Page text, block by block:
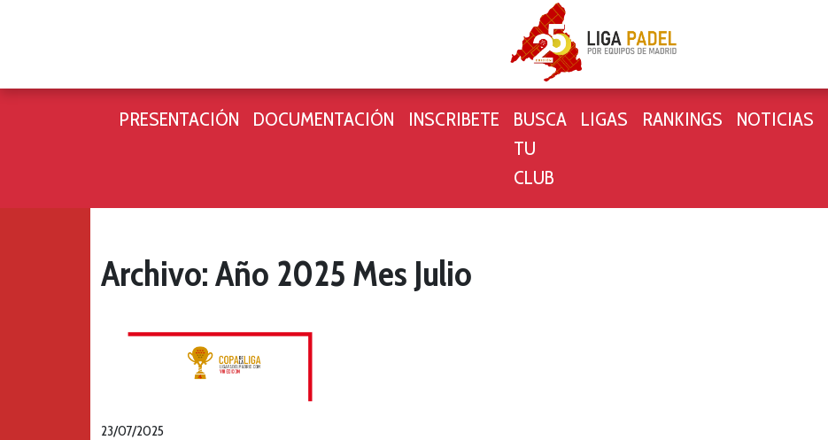
PRESENTACIÓN DOCUMENTACIÓN INSCRIBETE
BUSCA
TU
CLUB
LIGAS RANKINGS NOTICIAS
Archivo: Año 2025 Mes Julio
23/07/2025